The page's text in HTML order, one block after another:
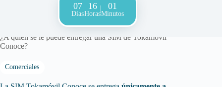
07
Días
16
Horas
01
Minutos
¿A quién se le puede entregar una SIM de Tokamóvil
Conoce?
Comerciales